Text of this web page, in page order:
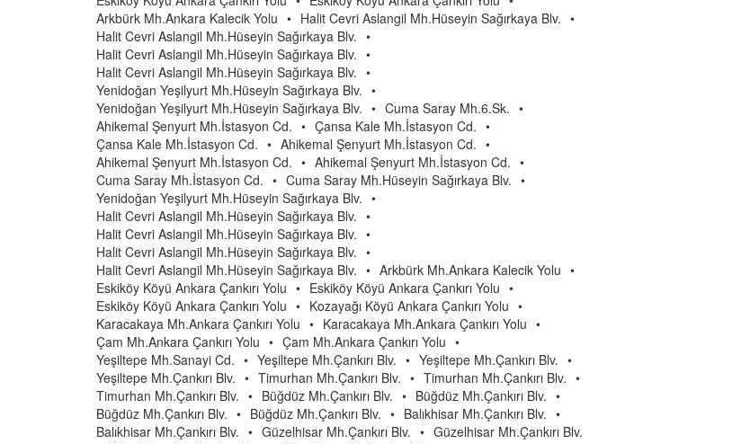
Arkbürk Mh.Ankara Kalecik Yolu • Halit Cevri Aslangil Mh.Hüseyin Sağırkaya Blv. •
Halit Cevri Aslangil Mh.Hüseyin Sağırkaya Blv. •
Halit Cevri Aslangil Mh.Hüseyin Sağırkaya Blv. •
Halit Cevri Aslangil Mh.Hüseyin Sağırkaya Blv. •
Yenidoğan Yeşilyurt Mh.Hüseyin Sağırkaya Blv. •
Yenidoğan Yeşilyurt Mh.Hüseyin Sağırkaya Blv. • Cuma Saray Mh.6.Sk. •
Ahikemal Şenyurt Mh.İstasyon Cd. • Çansa Kale Mh.İstasyon Cd. •
Çansa Kale Mh.İstasyon Cd. • Ahikemal Şenyurt Mh.İstasyon Cd. •
Ahikemal Şenyurt Mh.İstasyon Cd. • Ahikemal Şenyurt Mh.İstasyon Cd. •
Cuma Saray Mh.İstasyon Cd. • Cuma Saray Mh.Hüseyin Sağırkaya Blv. •
Yenidoğan Yeşilyurt Mh.Hüseyin Sağırkaya Blv. •
Halit Cevri Aslangil Mh.Hüseyin Sağırkaya Blv. •
Halit Cevri Aslangil Mh.Hüseyin Sağırkaya Blv. •
Halit Cevri Aslangil Mh.Hüseyin Sağırkaya Blv. •
Halit Cevri Aslangil Mh.Hüseyin Sağırkaya Blv. • Arkbürk Mh.Ankara Kalecik Yolu •
Eskiköy Köyü Ankara Çankırı Yolu • Eskiköy Köyü Ankara Çankırı Yolu •
Eskiköy Köyü Ankara Çankırı Yolu • Kozayağı Köyü Ankara Çankırı Yolu •
Karacakaya Mh.Ankara Çankırı Yolu • Karacakaya Mh.Ankara Çankırı Yolu •
Çam Mh.Ankara Çankırı Yolu • Çam Mh.Ankara Çankırı Yolu •
Yeşiltepe Mh.Sanayi Cd. • Yeşiltepe Mh.Çankırı Blv. • Yeşiltepe Mh.Çankırı Blv. •
Yeşiltepe Mh.Çankırı Blv. • Timurhan Mh.Çankırı Blv. • Timurhan Mh.Çankırı Blv. •
Timurhan Mh.Çankırı Blv. • Büğdüz Mh.Çankırı Blv. • Büğdüz Mh.Çankırı Blv. •
Büğdüz Mh.Çankırı Blv. • Büğdüz Mh.Çankırı Blv. • Balıkhisar Mh.Çankırı Blv. •
Balıkhisar Mh.Çankırı Blv. • Güzelhisar Mh.Çankırı Blv. • Güzelhisar Mh.Çankırı Blv.